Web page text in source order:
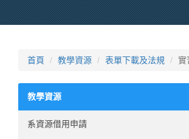
首頁 教學資源 表單下載及法規 實
教學資源
系資源借用申請